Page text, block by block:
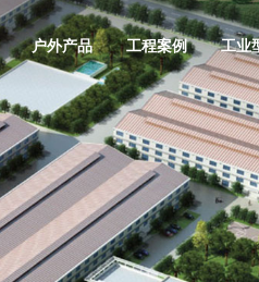
户外产品 工程案例 工业